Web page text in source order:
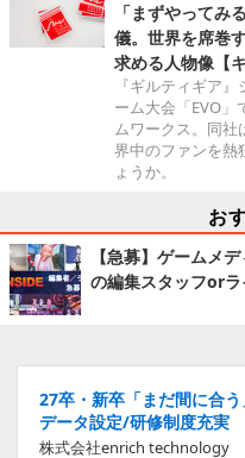
「まずやってみ
儀。世界を席巻
求める人物像【
『ギルティギア
ーム大会「EVO
ムワークス。同社
界中のファンを熱
ょうか。
お
【急募】ゲームメ
の編集スタッフor
27卒・新卒「まだ間に合
データ設定/研修制度充実
株式会社enrich technology